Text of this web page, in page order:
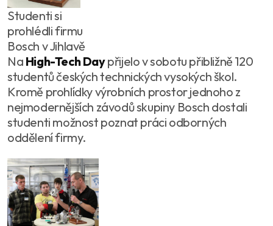
Studenti si
prohlédli firmu
Bosch v Jihlavě
Na High-Tech Daypřijelo v sobotu přibližně 120
studentů českých technických vysokých škol.
Kromě prohlídky výrobních prostor jednoho z
nejmodernějších závodů skupiny Bosch dostali
studenti možnost poznat práci odborných
oddělení firmy.